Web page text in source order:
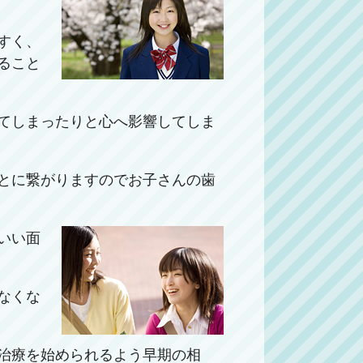
、
こと
しまったりと心へ影響してしま
に繋がりますのでお子さんの歯
い面
くな
療を始められるよう早期の相